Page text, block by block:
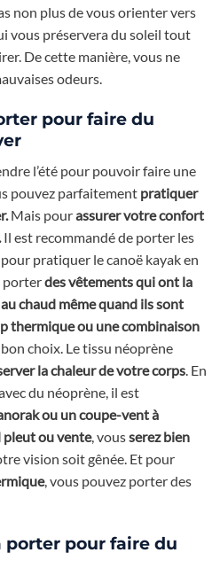
non plus de vous orienter vers
vous préservera du soleil tout
De cette manière, vous ne
odeurs.
pour faire du
l’été pour pouvoir faire une
pouvez parfaitement pratiquer
Mais pourassurer votre confort
Il est recommandé de porter les
pratiquer le canoë kayak en
porterdes vêtements qui ont la
chaud même quand ils sont
thermique ou une combinaison
choix. Le tissu néoprène
la chaleur de votre corps. En
du néoprène, il est
ou un coupe-vent à
pleut ou vente, vousserez bien
vision soit gênée. Et pour
, vous pouvez porter des
porter pour faire du